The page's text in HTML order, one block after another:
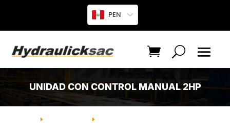
PEN
UNIDAD CON CONTROL MANUAL 2HP
E E